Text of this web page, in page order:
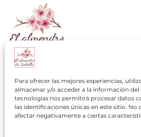
Para ofrecer las mejores experiencias,
almacenar y/o acceder a la información
tecnologías nos permitirá procesar datos
las identificaciones únicas en este sitio.
afectar negativamente a ciertas
Calzados con mucho
contacto@elalmendrodeisabella.com